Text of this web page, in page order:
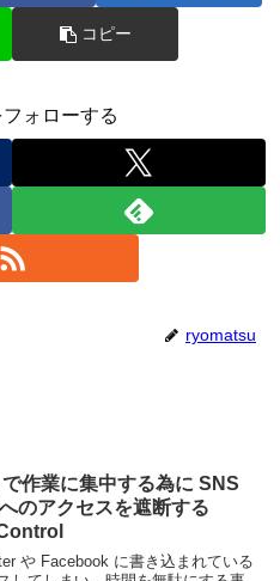
コピー
ォローする
ryomatsu
で作業に集中する為に SNS
のアクセスを遮断する
や Facebook に書き込まれている